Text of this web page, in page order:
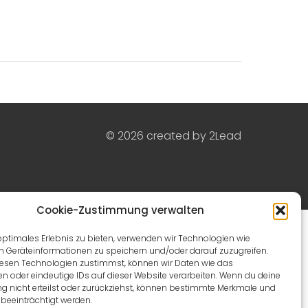
Cookie-Zustimmung verwalten
Erlebnis zu bieten, verwenden wir Technologien wie
Geräteinformationen zu speichern und/oder darauf zuzugreifen.
Technologien zustimmst, können wir Daten wie das
oder eindeutige IDs auf dieser Website verarbeiten. Wenn du deine
nicht erteilst oder zurückziehst, können bestimmte Merkmale und
werden.
© 2026 created by 2Lead